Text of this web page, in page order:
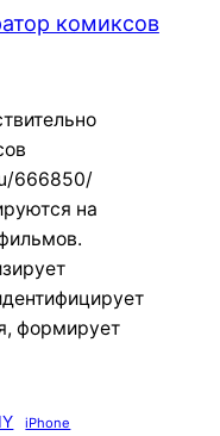
комиксов
666850/
на
формирует
iPhone